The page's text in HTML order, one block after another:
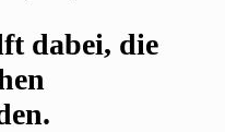
dabei, die